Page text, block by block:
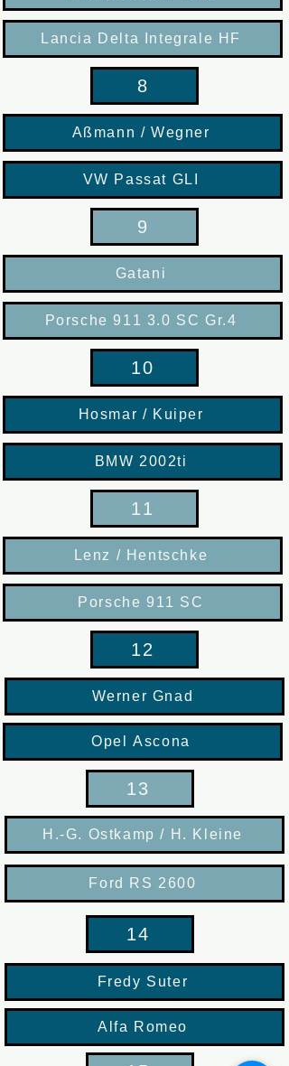
Lancia Delta Integrale HF
8
Aßmann / Wegner
VW Passat GLI
9
Gatani
Porsche 911 3.0 SC Gr.4
10
Hosmar / Kuiper
BMW 2002ti
11
Lenz / Hentschke
Porsche 911 SC
12
Werner Gnad
Opel Ascona
13
H.-G. Ostkamp / H. Kleine
Ford RS 2600
14
Fredy Suter
Alfa Romeo